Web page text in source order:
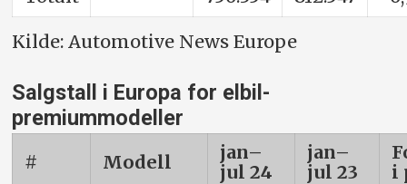
Kilde: Automotive News Europe
Salgstall i Europa for elbil-
premiummodeller
# Modell
jan–
jul 24
jan–
jul 23
i